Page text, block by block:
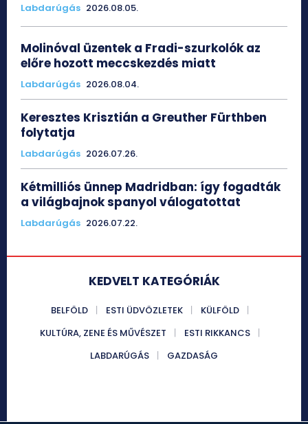
Labdarúgás 2026.08.05.
Molinóval üzentek a Fradi-szurkolók az
előre hozott meccskezdés miatt
Labdarúgás 2026.08.04.
Keresztes Krisztián a Greuther Fürthben
folytatja
Labdarúgás 2026.07.26.
Kétmilliós ünnep Madridban: így fogadták
a világbajnok spanyol válogatottat
Labdarúgás 2026.07.22.
KEDVELT KATEGÓRIÁK
BELFÖLD ESTI ÜDVÖZLETEK
KÜLFÖLD
KULTÚRA, ZENE ÉS MŰVÉSZET
ESTI RIKKANCS
LABDARÚGÁS
GAZDASÁG